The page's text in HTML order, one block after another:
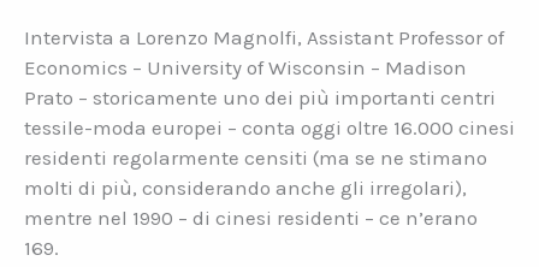
Intervista a Lorenzo Magnolfi, Assistant Professor of
Economics – University of Wisconsin – Madison
Prato – storicamente uno dei più importanti centri
tessile-moda europei – conta oggi oltre 16.000 cinesi
residenti regolarmente censiti (ma se ne stimano
molti di più, considerando anche gli irregolari),
mentre nel 1990 – di cinesi residenti – ce n’erano
169.